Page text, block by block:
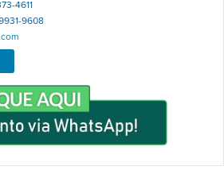
4611
9608